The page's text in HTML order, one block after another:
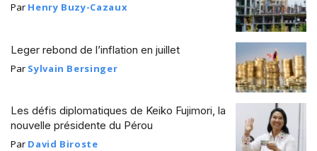
Par Henry Buzy-Cazaux
Leger rebond de l’inflation en juillet
Par Sylvain Bersinger
Les défis diplomatiques de Keiko Fujimori, la
nouvelle présidente du Pérou
Par David Biroste